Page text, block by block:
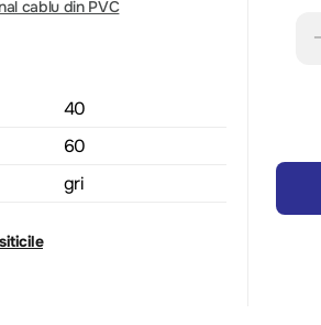
cablu din PVC
40
60
gri
−